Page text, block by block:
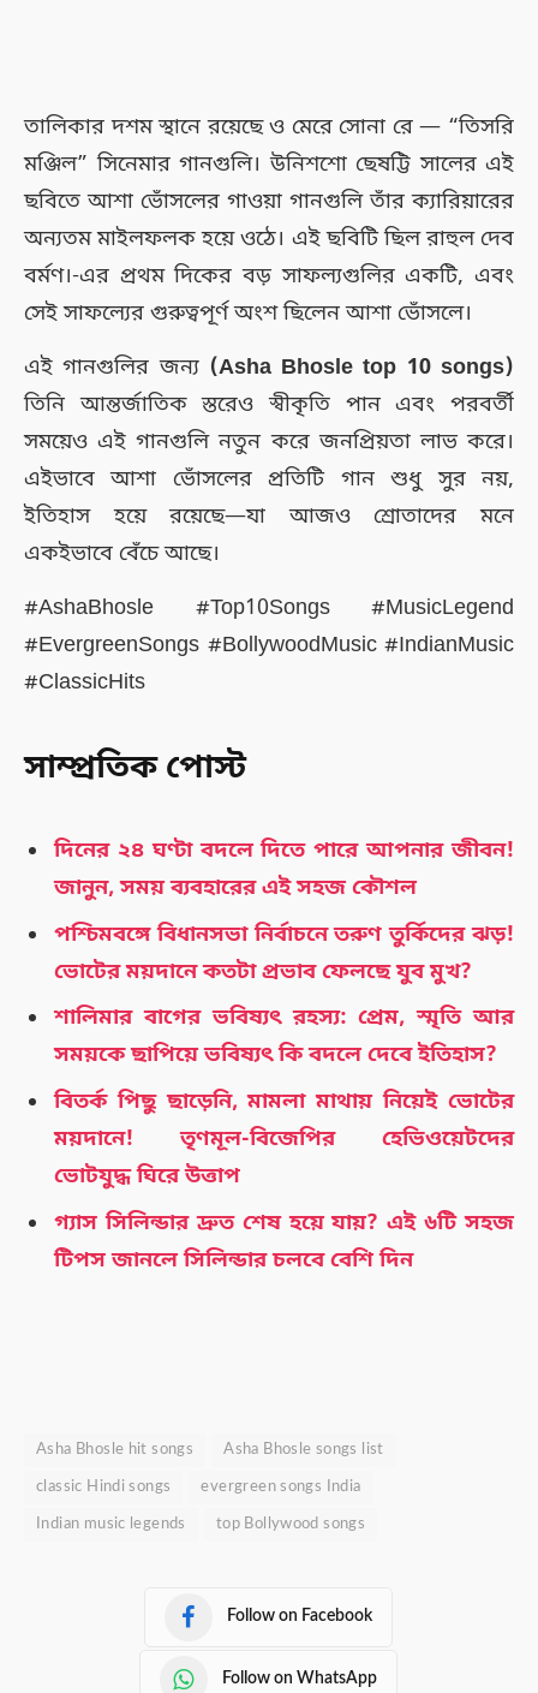
তালিকার দশম স্থানে রয়েছে ও মেরে সোনা রে — “তিসরি
মঞ্জিল” সিনেমার গানগুলি। উনিশশো ছেষট্টি সালের এই
ছবিতে আশা ভোঁসলের গাওয়া গানগুলি তাঁর ক্যারিয়ারের
অন্যতম মাইলফলক হয়ে ওঠে। এই ছবিটি ছিল রাহুল দেব
বর্মণ।-এর প্রথম দিকের বড় সাফল্যগুলির একটি, এবং
সেই সাফল্যের গুরুত্বপূর্ণ অংশ ছিলেন আশা ভোঁসলে।
এই গানগুলির জন্য (Asha Bhosle top 10 songs)
তিনি আন্তর্জাতিক স্তরেও স্বীকৃতি পান এবং পরবর্তী
সময়েও এই গানগুলি নতুন করে জনপ্রিয়তা লাভ করে।
এইভাবে আশা ভোঁসলের প্রতিটি গান শুধু সুর নয়,
ইতিহাস হয়ে রয়েছে—যা আজও শ্রোতাদের মনে
একইভাবে বেঁচে আছে।
#AshaBhosle #Top10Songs #MusicLegend
#EvergreenSongs #BollywoodMusic #IndianMusic
#ClassicHits
সাম্প্রতিক পোস্ট
দিনের ২৪ ঘণ্টা বদলে দিতে পারে আপনার জীবন!
জানুন, সময় ব্যবহারের এই সহজ কৌশল
পশ্চিমবঙ্গে বিধানসভা নির্বাচনে তরুণ তুর্কিদের ঝড়!
ভোটের ময়দানে কতটা প্রভাব ফেলছে যুব মুখ?
শালিমার বাগের ভবিষ্যৎ রহস্য: প্রেম, স্মৃতি আর
সময়কে ছাপিয়ে ভবিষ্যৎ কি বদলে দেবে ইতিহাস?
বিতর্ক পিছু ছাড়েনি, মামলা মাথায় নিয়েই ভোটের
ময়দানে! তৃণমূল-বিজেপির হেভিওয়েটদের
ভোটযুদ্ধ ঘিরে উত্তাপ
গ্যাস সিলিন্ডার দ্রুত শেষ হয়ে যায়? এই ৬টি সহজ
টিপস জানলে সিলিন্ডার চলবে বেশি দিন
Asha Bhosle hit songs Asha Bhosle songs list
classic Hindi songs evergreen songs India
Indian music legends top Bollywood songs
Follow on Facebook
Follow on WhatsApp